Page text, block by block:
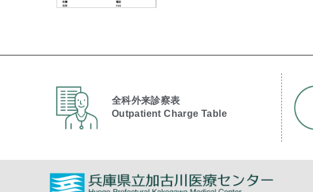
全科外来診察表
Outpatient Charge Table​